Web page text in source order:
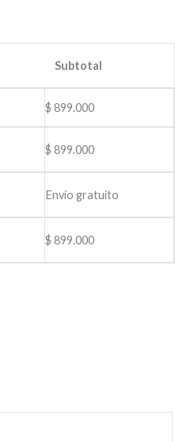
Subtotal
$ 899.000
$ 899.000
Envío gratuito
$ 899.000